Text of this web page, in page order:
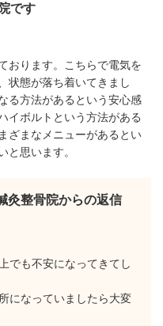
です
おります。こちらで電気を
状態が落ち着いてきまし
る方法があるという安心感
イボルトという方法がある
ざまなメニューがあるとい
と思います。
灸整骨院からの返信
でも不安になってきてし
になっていましたら大変